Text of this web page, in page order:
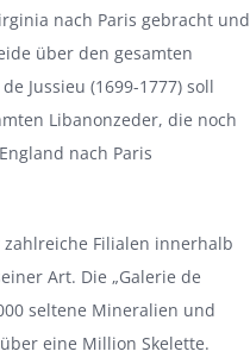
nach Paris gebracht und
über den gesamten
Jussieu (1699-1777) soll
Libanonzeder, die noch
nach Paris
Filialen innerhalb
Art. Die „Galerie de
seltene Mineralien und
eine Million Skelette.